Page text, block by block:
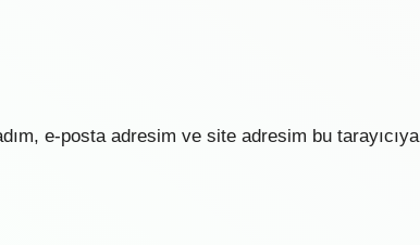
e-posta adresim ve site adresim bu tarayıcıya